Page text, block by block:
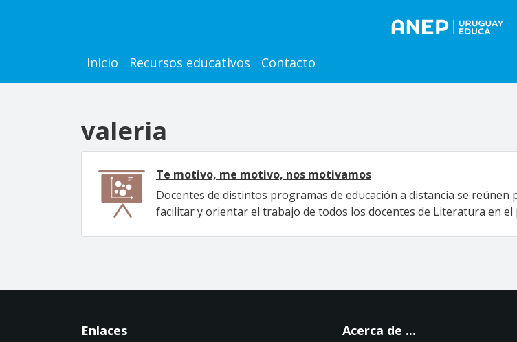
Main navigation
Inicio Recursos educativos Contacto
valeria
Te motivo, me motivo, nos motivamos
Docentes de distintos programas de educación a distancia se
facilitar y orientar el trabajo de todos los docentes de Literatura en el
Enlaces Acerca de ...